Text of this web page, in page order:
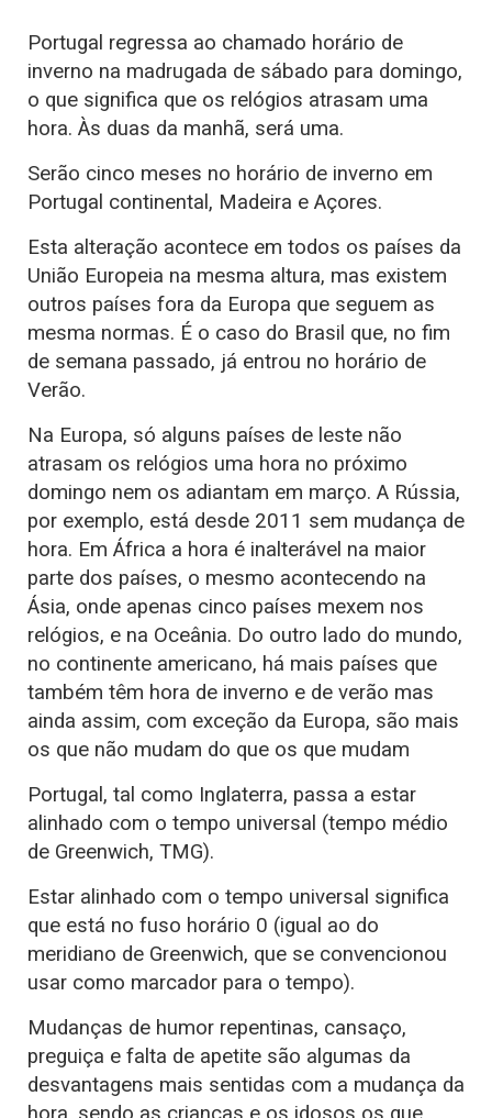
Portugal regressa ao chamado horário de
inverno na madrugada de sábado para domingo,
o que significa que os relógios atrasam uma
hora. Às duas da manhã, será uma.
Serão cinco meses no horário de inverno em
Portugal continental, Madeira e Açores.
Esta alteração acontece em todos os países da
União Europeia na mesma altura, mas existem
outros países fora da Europa que seguem as
mesma normas. É o caso do Brasil que, no fim
de semana passado, já entrou no horário de
Verão.
Na Europa, só alguns países de leste não
atrasam os relógios uma hora no próximo
domingo nem os adiantam em março. A Rússia,
por exemplo, está desde 2011 sem mudança de
hora. Em África a hora é inalterável na maior
parte dos países, o mesmo acontecendo na
Ásia, onde apenas cinco países mexem nos
relógios, e na Oceânia. Do outro lado do mundo,
no continente americano, há mais países que
também têm hora de inverno e de verão mas
ainda assim, com exceção da Europa, são mais
os que não mudam do que os que mudam
Portugal, tal como Inglaterra, passa a estar
alinhado com o tempo universal (tempo médio
de Greenwich, TMG).
Estar alinhado com o tempo universal significa
que está no fuso horário 0 (igual ao do
meridiano de Greenwich, que se convencionou
usar como marcador para o tempo).
Mudanças de humor repentinas, cansaço,
preguiça e falta de apetite são algumas da
desvantagens mais sentidas com a mudança da
hora, sendo as crianças e os idosos os que